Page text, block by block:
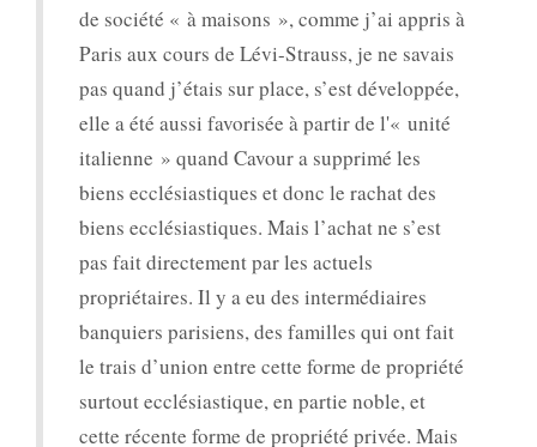
de société « à maisons », comme j’ai appris à
Paris aux cours de Lévi-Strauss, je ne savais
pas quand j’étais sur place, s’est développée,
elle a été aussi favorisée à partir de l'« unité
italienne » quand Cavour a supprimé les
biens ecclésiastiques et donc le rachat des
biens ecclésiastiques. Mais l’achat ne s’est
pas fait directement par les actuels
propriétaires. Il y a eu des intermédiaires
banquiers parisiens, des familles qui ont fait
le trais d’union entre cette forme de propriété
surtout ecclésiastique, en partie noble, et
cette récente forme de propriété privée. Mais